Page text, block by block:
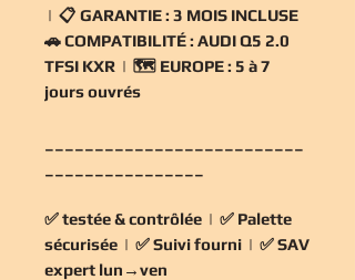
| 📋 GARANTIE : 3 MOIS INCLUSE
🚗COMPATIBILITÉ : AUDI Q5 2.0
TFSI KXR | 🗺️ EUROPE : 5 à 7
jours ouvrés
✅testée & contrôlée | ✅ Palette
sécurisée | ✅Suivi fourni | ✅SAV
expert lun→ven